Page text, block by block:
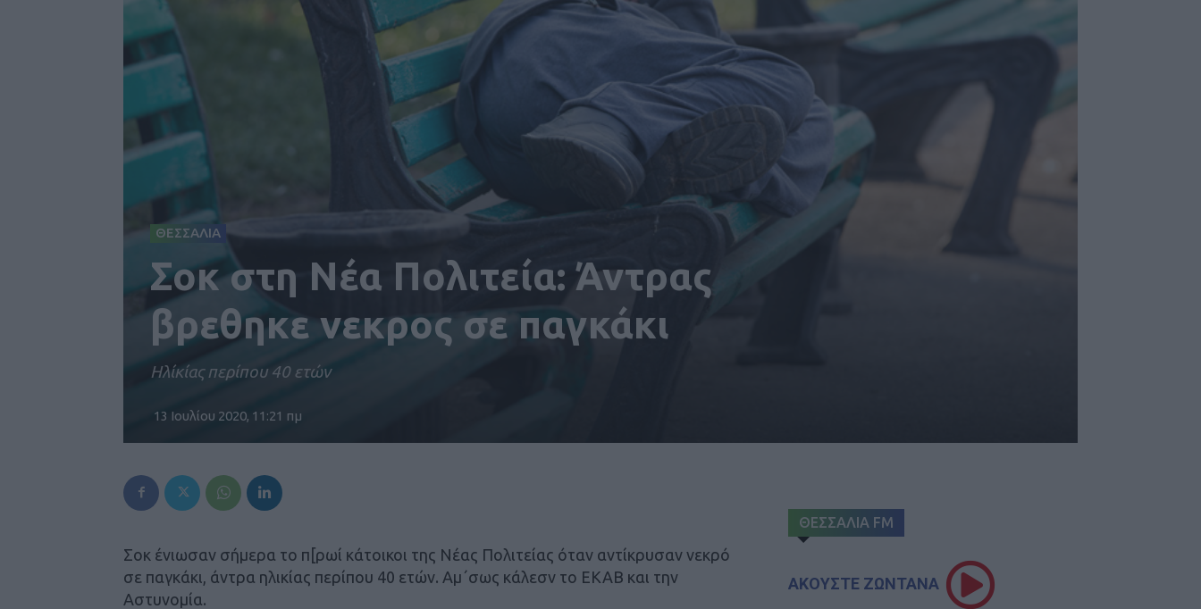
ΘΕΣΣΑΛΙΑ
Σοκ στη Νέα Πολιτεία: Άντρας
βρεθηκε νεκρος σε παγκάκι
Ηλίκίας περίπου 40 ετών
13 Ιουλίου 2020, 11:21 πμ
Σοκ ένιωσαν σήμερα το π[ρωί κάτοικοι της Νέας Πολιτείας όταν αντίκρυσαν νεκρό
σε παγκάκι, άντρα ηλικίας περίπου 40 ετών. Αμ΄σως κάλεσν το ΕΚΑΒ και την
Αστυνομία.
ΘΕΣΣΑΛΙΑ FM
ΑΚΟΥΣΤΕ ΖΩΝΤΑΝΑ